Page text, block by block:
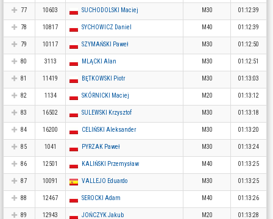
77 10603 SUCHODOLSKI Maciej M30 01:12:39
78 10817 SYCHOWICZ Daniel M40 01:12:39
79 10117 SZYMAŃSKI Paweł M30 01:12:50
80 3113 MLĄCKI Alan M30 01:12:51
81 11419 BĘTKOWSKI Piotr M30 01:13:03
82 1134 SKÓRNICKI Maciej M20 01:13:12
83 16502 SULEWSKI Krzysztof M30 01:13:18
84 16200 CELIŃSKI Aleksander M30 01:13:20
85 1041 PYRZAK Paweł M30 01:13:24
86 12501 KALIŃSKI Przemysław M40 01:13:25
87 10091 VALLEJO Eduardo M30 01:13:25
88 12467 SEROCKI Adam M40 01:13:26
89 12943 JOŃCZYK Jakub M20 01:13:28